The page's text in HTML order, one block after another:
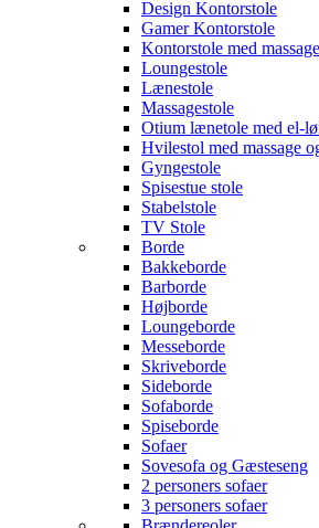
Design Kontorstole
Gamer Kontorstole
Kontorstole med massage
Loungestole
Lænestole
Massagestole
Otium lænetole med el-
Hvilestol med massage
Gyngestole
Spisestue stole
Stabelstole
TV Stole
Borde
Bakkeborde
Barborde
Højborde
Loungeborde
Messeborde
Skriveborde
Sideborde
Sofaborde
Spiseborde
Sofaer
Sovesofa og Gæsteseng
2 personers sofaer
3 personers sofaer